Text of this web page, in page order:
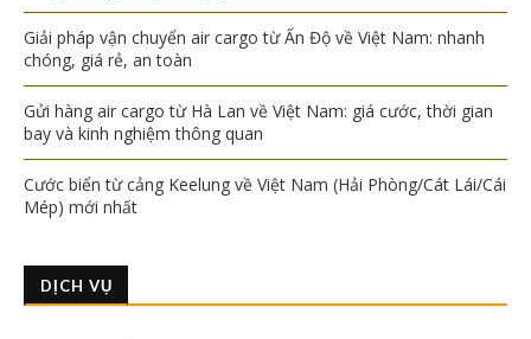
Giải pháp vận chuyển air cargo từ Ấn Độ về Việt Nam: nhanh
chóng, giá rẻ, an toàn
Gửi hàng air cargo từ Hà Lan về Việt Nam: giá cước, thời gian
bay và kinh nghiệm thông quan
Cước biển từ cảng Keelung về Việt Nam (Hải Phòng/Cát Lái/Cái
Mép) mới nhất
DỊCH VỤ